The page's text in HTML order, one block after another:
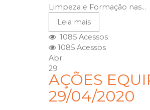
Limpeza e Formação nas...
Leia mais
1085 Acessos
1085 Acessos
Abr
29
AÇÕES
29/04/2020